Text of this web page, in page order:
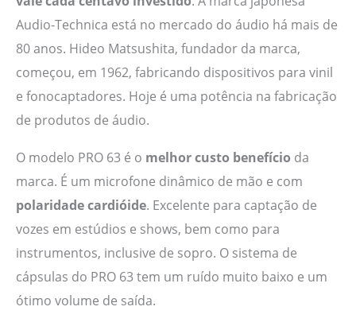
Audio-Technica está no mercado do áudio há mais de
80 anos. Hideo Matsushita, fundador da marca,
começou, em 1962, fabricando dispositivos para vinil
e fonocaptadores. Hoje é uma potência na fabricação
de produtos de áudio.
O modelo PRO 63 é o melhor custo benefício da
marca. É um microfone dinâmico de mão e com
polaridade cardióide. Excelente para captação de
vozes em estúdios e shows, bem como para
instrumentos, inclusive de sopro. O sistema de
cápsulas do PRO 63 tem um ruído muito baixo e um
ótimo volume de saída.